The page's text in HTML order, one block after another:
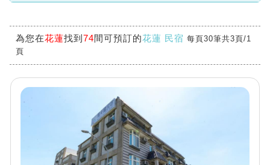
為您在花蓮找到 74間可預訂的花蓮 民宿 每頁30筆共3頁/1
頁